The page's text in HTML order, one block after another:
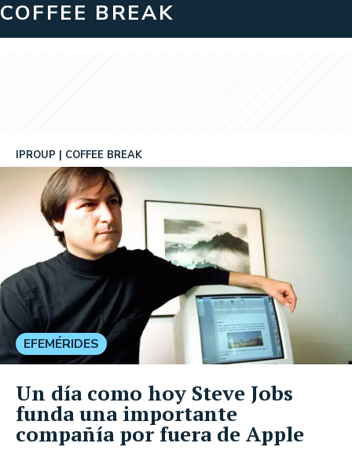
COFFEE BREAK
IPROUP COFFEE BREAK
EFEMÉRIDES
Un día como hoy Steve Jobs
funda una importante
compañía por fuera de Apple